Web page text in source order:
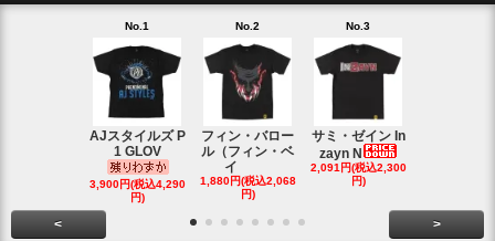
No.1
AJスタイルズ P
1 GLOV
3,900円(税込4,290
円)
No.2
フィン・バロー
ル（フィン・ベ
イ
1,880円(税込2,068
円)
No.3
サミ・ゼイン In
zayn N
2,091円(税込2,300
円)
< >